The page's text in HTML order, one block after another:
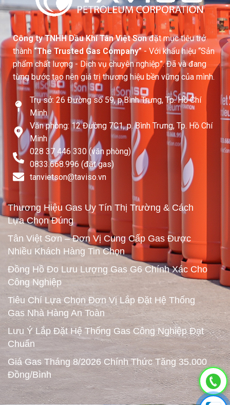
Công ty TNHH Dầu Khí Tân Việt Sơnđặt mục tiêu trở
thành “The Trusted Gas Company”- Với khẩu hiệu “Sản
phẩm chất lượng - Dịch vụ chuyên nghiệp”. Đã và đang
từng bước tạo nên giá trị thương hiệu bền vững của mình.
Trụ sở: 26 Đường số 59, p.Bình Trưng, Tp. Hồ Chí
Minh
Văn phòng: 12 Đường 7C1, p. Bình Trưng, Tp. Hồ Chí
Minh
028 37 446 330 (văn phòng)
0833.668.996 (đặt gas)
tanvietson@taviso.vn​
Thương Hiệu Gas Uy Tín Thị Trường & Cách
Lựa Chọn Đúng
Tân Việt Sơn – Đơn Vị Cung Cấp Gas Được
Nhiều Khách Hàng Tin Chọn
Đồng Hồ Đo Lưu Lượng Gas G6 Chính Xác Cho
Công Nghiệp
Tiêu Chí Lựa Chọn Đơn Vị Lắp Đặt Hệ Thống
Gas Nhà Hàng An Toàn
Lưu Ý Lắp Đặt Hệ Thống Gas Công Nghiệp Đạt
Chuẩn
Giá Gas Tháng 8/2026 Chính Thức Tăng 35.000
Đồng/Bình